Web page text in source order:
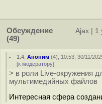
Обсуждение
(49)
Ajax 1
1.4 ,Аноним (4), 10:53, 30/11/
[к модератору]
> в роли Live-окружения
мультимедийных файлов
Интересная сфера